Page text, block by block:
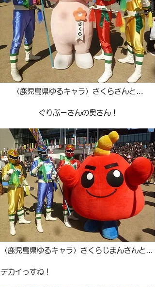
（鹿児島県ゆるキャラ）さくらさんと…
​ぐりぶーさんの奥さん！
（鹿児島県ゆるキャラ）さくらじまんさんと…
​デカイっすね！